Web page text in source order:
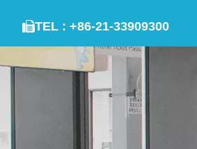
TEL : +86-21-33909300